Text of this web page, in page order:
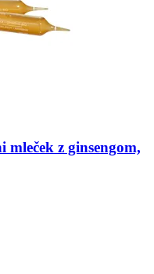
mleček z ginsengom,